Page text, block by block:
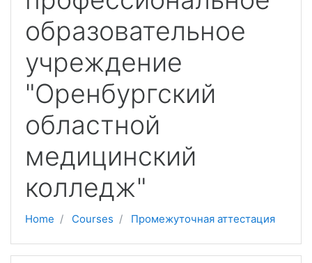
образовательное
учреждение
"Оренбургский
областной
медицинский
колледж"
Home Courses Промежуточная аттестация